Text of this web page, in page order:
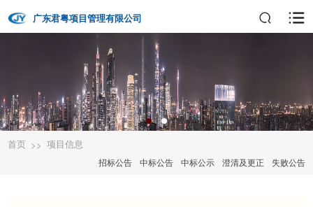
广东君粤项目管理有限公司
首页 >> 项目信息
招标公告 中标公告 中标公示 澄清及更正 失败公告